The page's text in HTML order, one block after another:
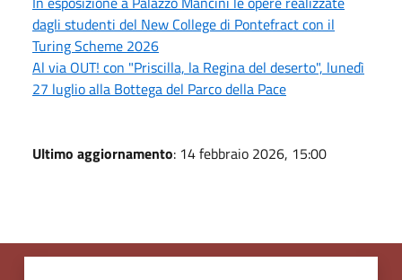
dagli studenti del New College di Pontefract con il
Turing Scheme 2026
Al via OUT! con "Priscilla, la Regina del deserto", lunedì
27 luglio alla Bottega del Parco della Pace
Ultimo aggiornamento: 14 febbraio 2026, 15:00